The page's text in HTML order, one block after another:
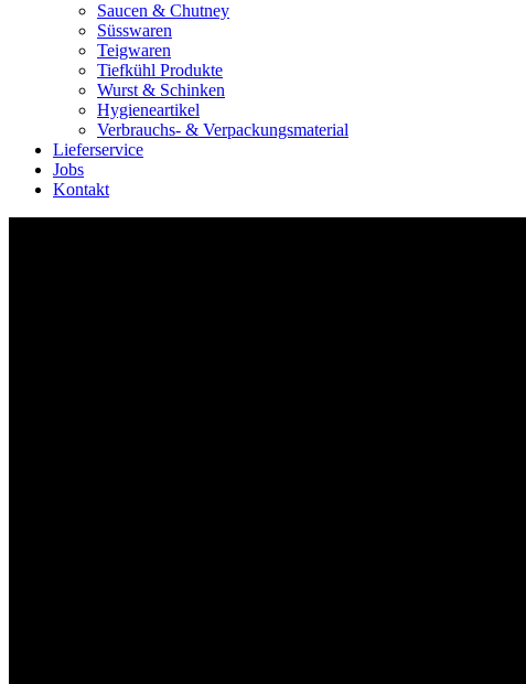
Saucen & Chutney
Süsswaren
Teigwaren
Tiefkühl Produkte
Wurst & Schinken
Hygieneartikel
Verbrauchs- & Verpackungsmaterial
Lieferservice
Jobs
Kontakt